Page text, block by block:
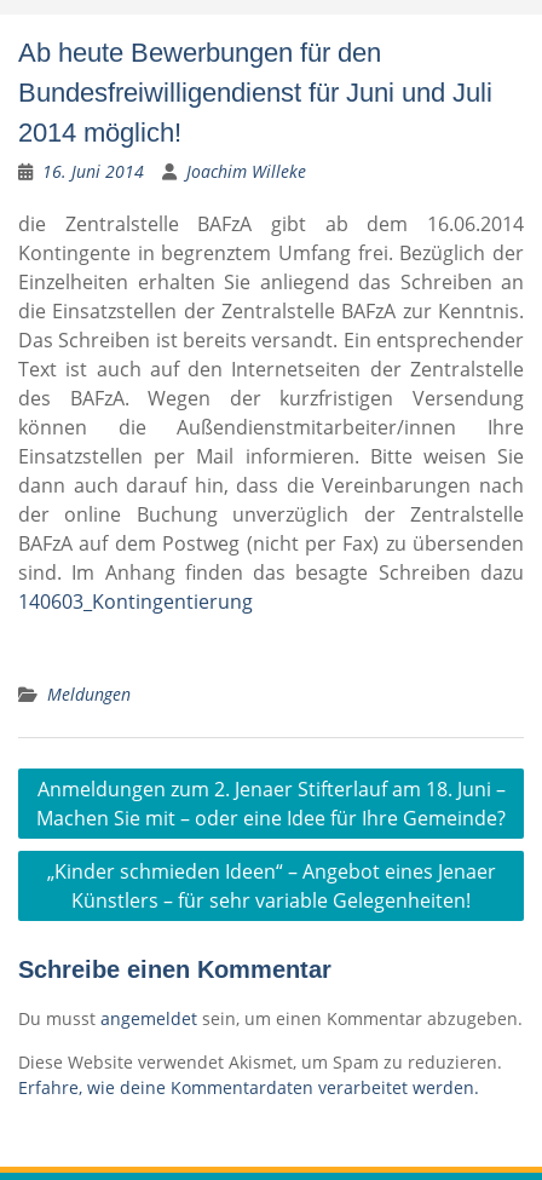
Ab heute Bewerbungen für den
Bundesfreiwilligendienst für Juni und Juli
2014 möglich!
16. Juni 2014 Joachim Willeke
die Zentralstelle BAFzA gibt ab dem 16.06.2014
Kontingente in begrenztem Umfang frei. Bezüglich der
Einzelheiten erhalten Sie anliegend das Schreiben an
die Einsatzstellen der Zentralstelle BAFzA zur Kenntnis.
Das Schreiben ist bereits versandt. Ein entsprechender
Text ist auch auf den Internetseiten der Zentralstelle
des BAFzA. Wegen der kurzfristigen Versendung
können die Außendienstmitarbeiter/innen Ihre
Einsatzstellen per Mail informieren. Bitte weisen Sie
dann auch darauf hin, dass die Vereinbarungen nach
der online Buchung unverzüglich der Zentralstelle
BAFzA auf dem Postweg (nicht per Fax) zu übersenden
sind. Im Anhang finden das besagte Schreiben dazu
140603_Kontingentierung
Meldungen
Beitragsnavigation
Anmeldungen zum 2. Jenaer Stifterlauf am 18. Juni –
Machen Sie mit – oder eine Idee für Ihre Gemeinde?
„Kinder schmieden Ideen“ – Angebot eines Jenaer
Künstlers – für sehr variable Gelegenheiten!
Schreibe einen Kommentar
Du musst angemeldet sein, um einen Kommentar abzugeben.
Diese Website verwendet Akismet, um Spam zu reduzieren.
Erfahre, wie deine Kommentardaten verarbeitet werden.